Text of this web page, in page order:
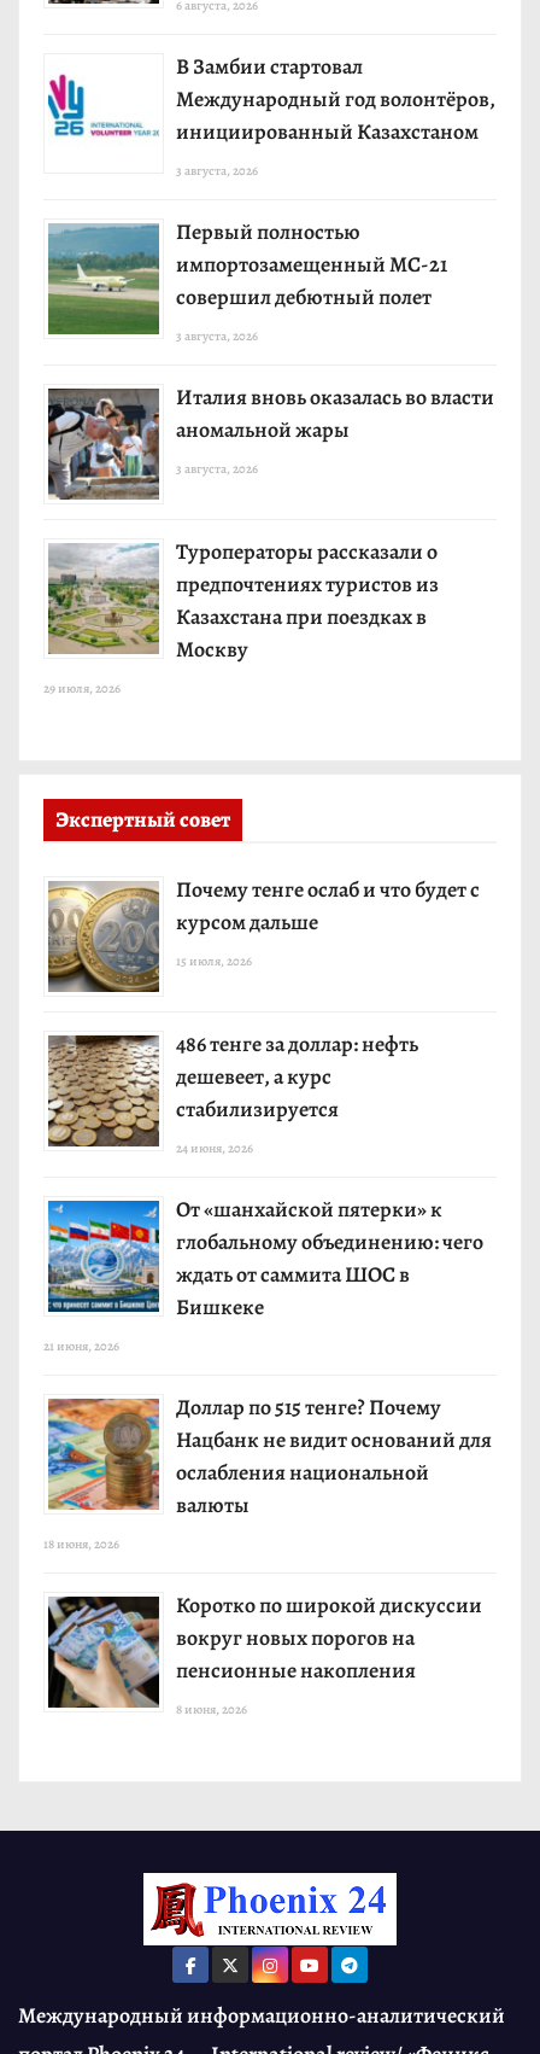
6 августа, 2026
В Замбии стартовал
Международный год волонтёров,
инициированный Казахстаном
3 августа, 2026
Первый полностью
импортозамещенный МС-21
совершил дебютный полет
3 августа, 2026
Италия вновь оказалась во власти
аномальной жары
3 августа, 2026
Туроператоры рассказали о
предпочтениях туристов из
Казахстана при поездках в
Москву
29 июля, 2026
Экспертный совет
Почему тенге ослаб и что будет с
курсом дальше
15 июля, 2026
486 тенге за доллар: нефть
дешевеет, а курс
стабилизируется
24 июня, 2026
От «шанхайской пятерки» к
глобальному объединению: чего
ждать от саммита ШОС в
Бишкеке
21 июня, 2026
Доллар по 515 тенге? Почему
Нацбанк не видит оснований для
ослабления национальной
валюты
18 июня, 2026
Коротко по широкой дискуссии
вокруг новых порогов на
пенсионные накопления
8 июня, 2026
Международный информационно-аналитический